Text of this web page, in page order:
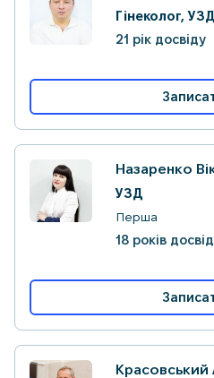
Гінеколог, УЗД
21 рік досвіду
Назаренко
УЗД
Перша
18 років
Красовський